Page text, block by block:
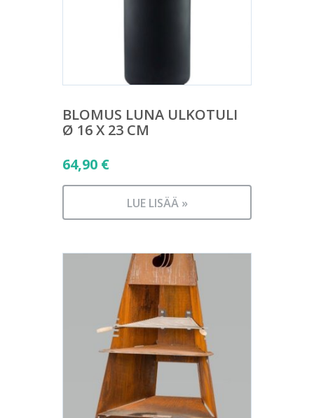
BLOMUS LUNA ULKOTULI
Ø 16 X 23 CM
64,90 €
LUE LISÄÄ »